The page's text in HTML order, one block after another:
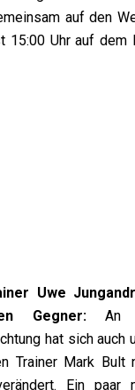
auf den
15:00 Uhr auf dem
Uwe
Gegner:An
hat sich auch
Trainer Mark Bult
Ein paar